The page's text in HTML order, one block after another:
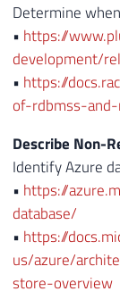
Determine
• https://
development/
• https://
of-rdbmss-
Describe Non-
Identify Azure
• https://
database/
• https://
us/azure/
store-overview